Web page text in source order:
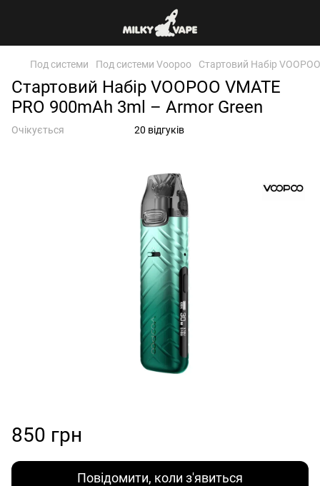
Под системи Под системи Voopoo Стартовий Набір
Стартовий Набір VOOPOO VMATE
PRO 900mAh 3ml – Armor Green
Очікується 20 відгуків
850 грн
Повідомити, коли з'явиться